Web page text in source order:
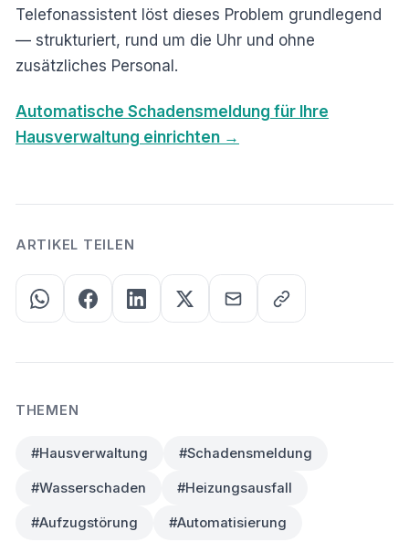
Telefonassistent löst dieses Problem grundlegend
— strukturiert, rund um die Uhr und ohne
zusätzliches Personal.
Automatische Schadensmeldung für Ihre
Hausverwaltung einrichten →
ARTIKEL TEILEN
THEMEN
#Hausverwaltung #Schadensmeldung
#Wasserschaden #Heizungsausfall
#Aufzugstörung #Automatisierung